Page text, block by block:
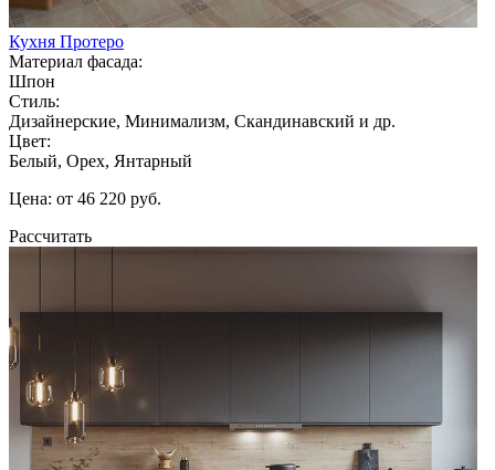
Кухня Протеро
Материал фасада:
Шпон
Стиль:
Дизайнерские, Минимализм, Скандинавский и др.
Цвет:
Белый, Орех, Янтарный
Цена: от 46 220 руб.
Рассчитать